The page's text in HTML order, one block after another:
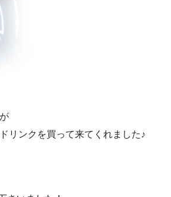
リンクを買って来てくれました♪